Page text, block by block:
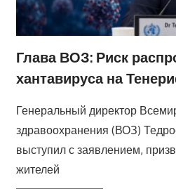
Глава ВОЗ: Риск
хантавируса на
Генеральный директор
здравоохранения (ВОЗ)
выступил с заявлением,
жителей